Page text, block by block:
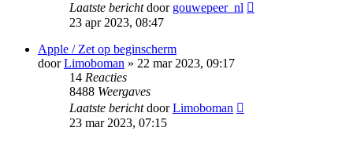
Laatste berichtdoor gouwepeer_nl
23 apr 2023, 08:47
Apple / Zet op beginscherm
doorLimoboman » 22 mar 2023, 09:17
14 Reacties
8488 Weergaves
Laatste berichtdoorLimoboman
23 mar 2023, 07:15